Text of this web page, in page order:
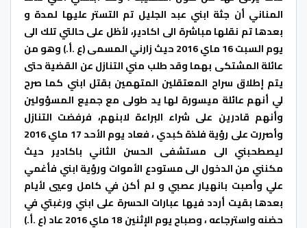
المناني أن جثة ابني عبد الجليل تم التستر عليها لمدة و
بعدها تم نقلها مباشرة الى اكادير، لأظل على حالتي تلك الى
يوم السبت 16 ماي 2016 حيث زارني المسمى (ع .أ.) وهو من
عائلة المشتكى بهما وقد طلب مني التنازل عن القضية حتى
يتم إطلاق سراح المعتقلين المتهمين بقتل ابني كما صرح
لي أنهم عائلة ميسورة لها يد طولى مع جميع المسؤولين
وأنهم قادرين على شراء البراءة لابنهم، فرفضت التنازل
وأصررت على رؤية فلذة كبدي ، فعاد يوم الأحد 17 ماي 2016
ليصطحبني الى مستشفى الحسن الثاني باكادير حيث
مكنني من الدخول الى مستودع الأموات ورؤية ابني فأغمي
علي وأصبت بانهيار عصبي و لم أكن في كامل وعيي لأيام
بعدها بقيت أردد فيها عبارات الحسرة على ابني ورغبتي في
حضنه واسترجاعه ، وصباح يوم الإثنين 18 ماي 2016 عاد (ع .أ.)